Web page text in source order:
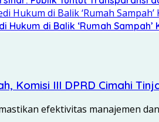
di Balik ‘Rumah Sampah’
Komisi III DPRD Cimahi
efektivitas manajemen